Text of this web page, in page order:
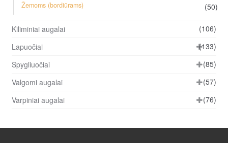
Žemoms (bordiūrams) (50)
Kiliminiai augalai
(106)
Lapuočiai
(133)
Spygliuočiai
(85)
Valgomi augalai
(57)
Varpiniai augalai
(76)